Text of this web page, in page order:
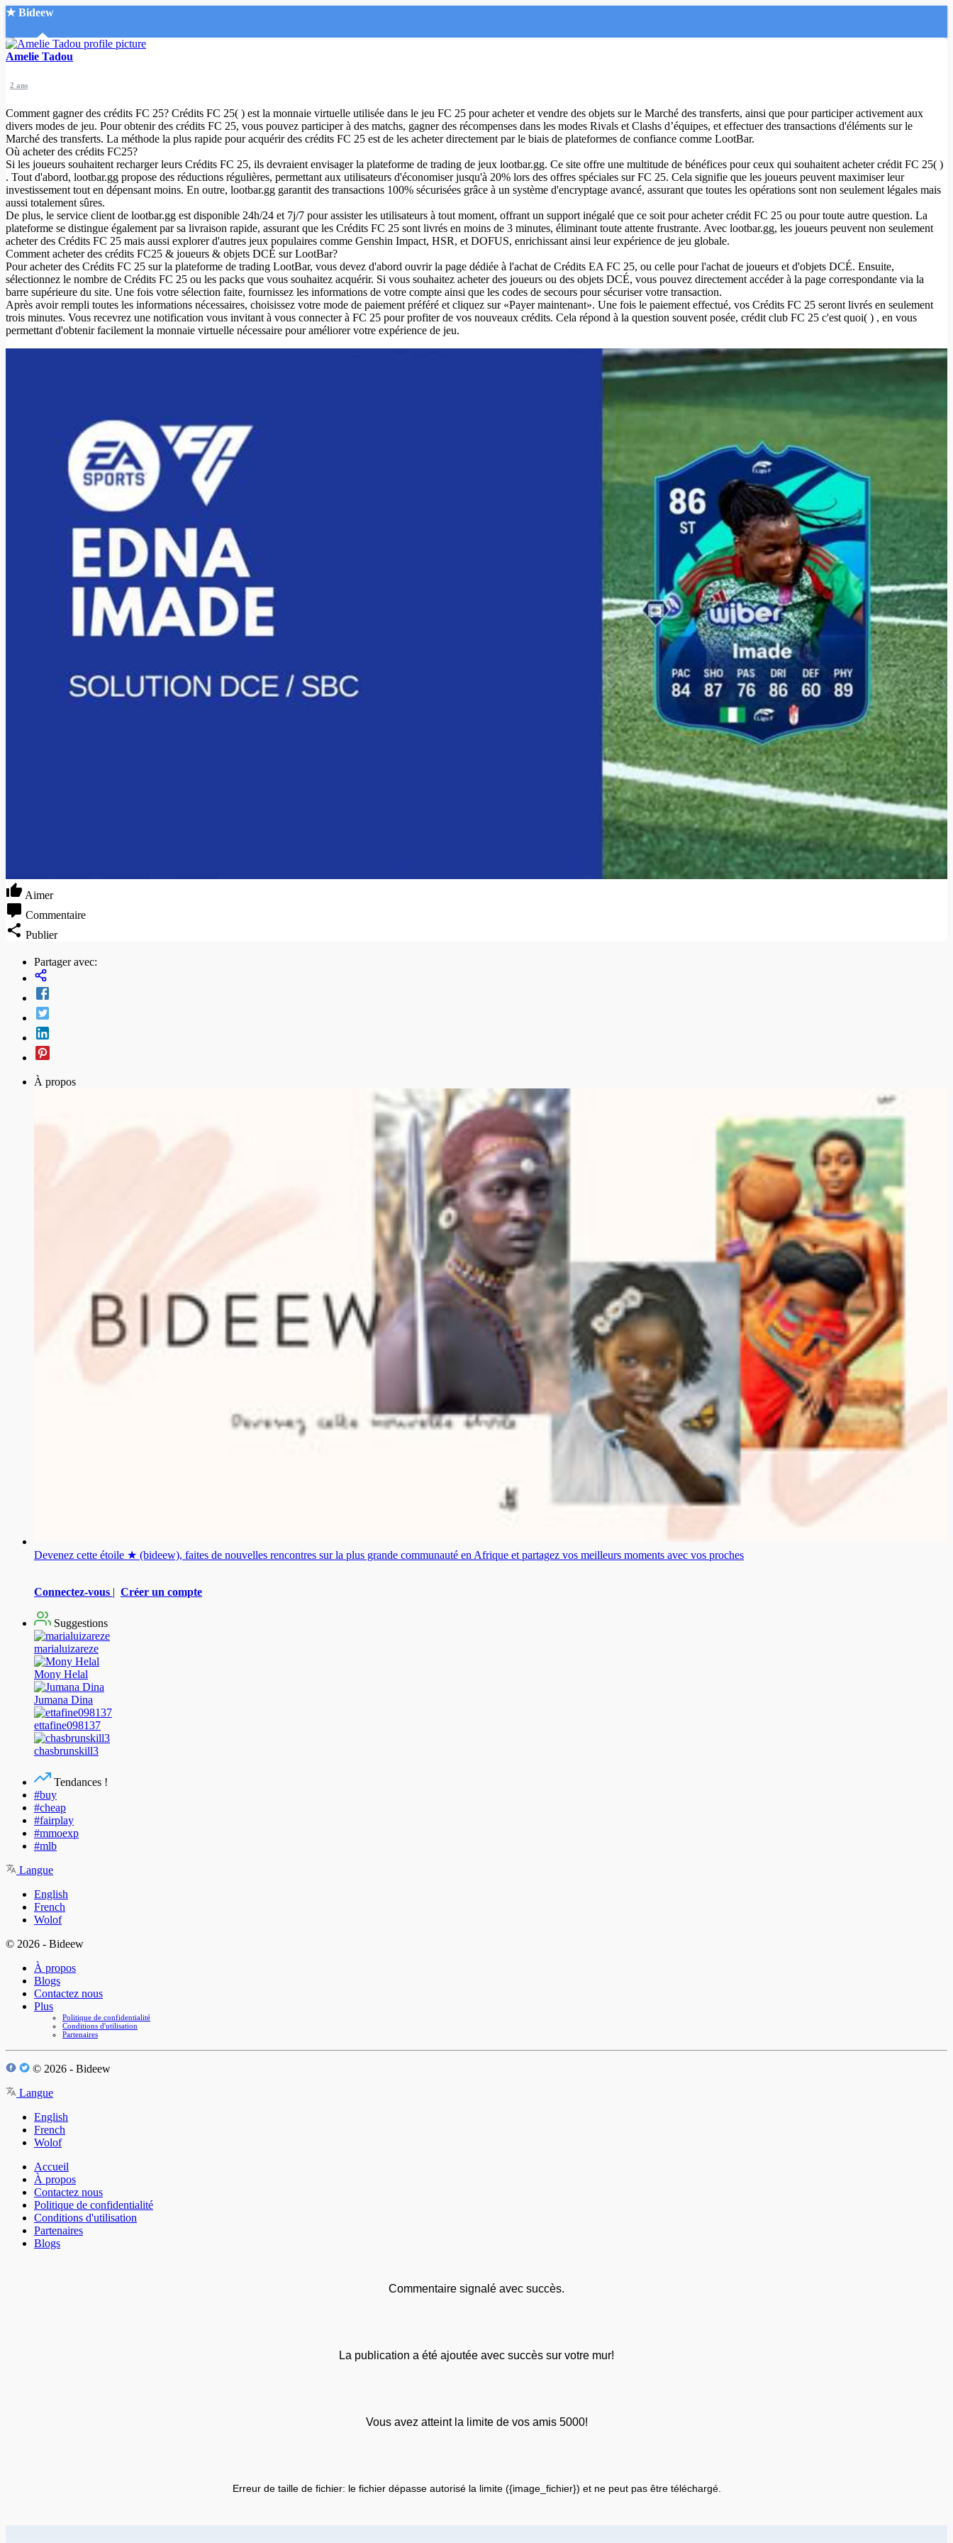
★ Bideew
Accueil
Recherche Avancée
Mon compte
Connexion
Créer un compte
Mode nuit
Amelie Tadou
2 ans
Comment gagner des crédits FC 25? Crédits FC 25( ) est la monnaie virtuelle utilisée dans le jeu FC 25 pour acheter et vendre des objets sur le Marché des transferts, ainsi que pour participer activement aux
divers modes de jeu. Pour obtenir des crédits FC 25, vous pouvez participer à des matchs, gagner des récompenses dans les modes Rivals et Clashs d’équipes, et effectuer des transactions d'éléments sur le
Marché des transferts. La méthode la plus rapide pour acquérir des crédits FC 25 est de les acheter directement par le biais de plateformes de confiance comme LootBar.
Où acheter des crédits FC25?
Si les joueurs souhaitent recharger leurs Crédits FC 25, ils devraient envisager la plateforme de trading de jeux lootbar.gg. Ce site offre une multitude de bénéfices pour ceux qui souhaitent acheter crédit FC 25( )
. Tout d'abord, lootbar.gg propose des réductions régulières, permettant aux utilisateurs d'économiser jusqu'à 20% lors des offres spéciales sur FC 25. Cela signifie que les joueurs peuvent maximiser leur
investissement tout en dépensant moins. En outre, lootbar.gg garantit des transactions 100% sécurisées grâce à un système d'encryptage avancé, assurant que toutes les opérations sont non seulement légales mais
aussi totalement sûres.
De plus, le service client de lootbar.gg est disponible 24h/24 et 7j/7 pour assister les utilisateurs à tout moment, offrant un support inégalé que ce soit pour acheter crédit FC 25 ou pour toute autre question. La
plateforme se distingue également par sa livraison rapide, assurant que les Crédits FC 25 sont livrés en moins de 3 minutes, éliminant toute attente frustrante. Avec lootbar.gg, les joueurs peuvent non seulement
acheter des Crédits FC 25 mais aussi explorer d'autres jeux populaires comme Genshin Impact, HSR, et DOFUS, enrichissant ainsi leur expérience de jeu globale.
Comment acheter des crédits FC25 & joueurs & objets DCÉ sur LootBar?
Pour acheter des Crédits FC 25 sur la plateforme de trading LootBar, vous devez d'abord ouvrir la page dédiée à l'achat de Crédits EA FC 25, ou celle pour l'achat de joueurs et d'objets DCÉ. Ensuite,
sélectionnez le nombre de Crédits FC 25 ou les packs que vous souhaitez acquérir. Si vous souhaitez acheter des joueurs ou des objets DCÉ, vous pouvez directement accéder à la page correspondante via la
barre supérieure du site. Une fois votre sélection faite, fournissez les informations de votre compte ainsi que les codes de secours pour sécuriser votre transaction.
Après avoir rempli toutes les informations nécessaires, choisissez votre mode de paiement préféré et cliquez sur «Payer maintenant». Une fois le paiement effectué, vos Crédits FC 25 seront livrés en seulement
trois minutes. Vous recevrez une notification vous invitant à vous connecter à FC 25 pour profiter de vos nouveaux crédits. Cela répond à la question souvent posée, crédit club FC 25 c'est quoi( ) , en vous
permettant d'obtenir facilement la monnaie virtuelle nécessaire pour améliorer votre expérience de jeu.
Aimer
Commentaire
Publier
Partager avec:
À propos
Devenez cette étoile ★ (bideew), faites de nouvelles rencontres sur la plus grande communauté en Afrique et partagez vos meilleurs moments avec vos proches
Connectez-vous | Créer un compte
Suggestions
marialuizareze
Mony Helal
Jumana Dina
ettafine098137
chasbrunskill3
Tendances !
#buy
#cheap
#fairplay
#mmoexp
#mlb
Langue
English
French
Wolof
© 2026 - Bideew
À propos
Blogs
Contactez nous
Plus
Politique de confidentialité
Conditions d'utilisation
Partenaires
© 2026 - Bideew
Langue
English
French
Wolof
Accueil
À propos
Contactez nous
Politique de confidentialité
Conditions d'utilisation
Partenaires
Blogs
Commentaire signalé avec succès.
La publication a été ajoutée avec succès sur votre mur!
Vous avez atteint la limite de vos amis 5000!
Erreur de taille de fichier: le fichier dépasse autorisé la limite ({image_fichier}) et ne peut pas être téléchargé.